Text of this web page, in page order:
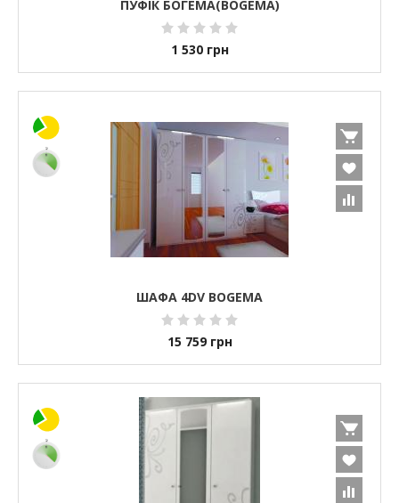
ПУФІК БОГЕМА(BOGEMA)
1 530 грн
ШАФА 4DV BOGEMA
15 759 грн